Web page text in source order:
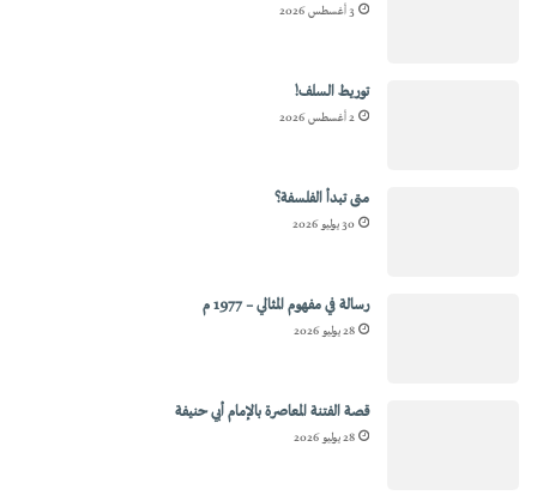
3 أغسطس 2026
توريط السلف!
2 أغسطس 2026
متى تبدأ الفلسفة؟
30 يوليو 2026
رسالة في مفهوم المثالي – 1977 م
28 يوليو 2026
قصة الفتنة المعاصرة بالإمام أبي حنيفة
28 يوليو 2026